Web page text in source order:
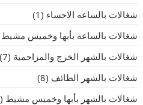
شغالات بالساعه الاحساء (1)
شغالات بالساعه بأبها وخميس مشيط
شغالات بالشهر الخرج والمزاحمية (7)
شغالات بالشهر الطائف (8)
شغالات بالشهر بأبها وخميس مشيط (8)